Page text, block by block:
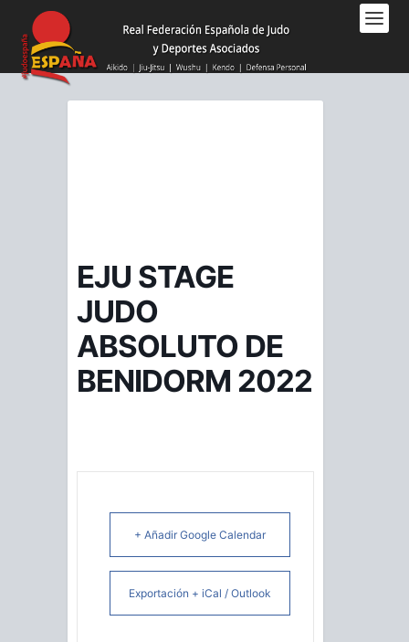
este
sitio
web
EJU STAGE
JUDO
ABSOLUTO DE
BENIDORM 2022
+ Añadir Google Calendar
Exportación + iCal / Outlook